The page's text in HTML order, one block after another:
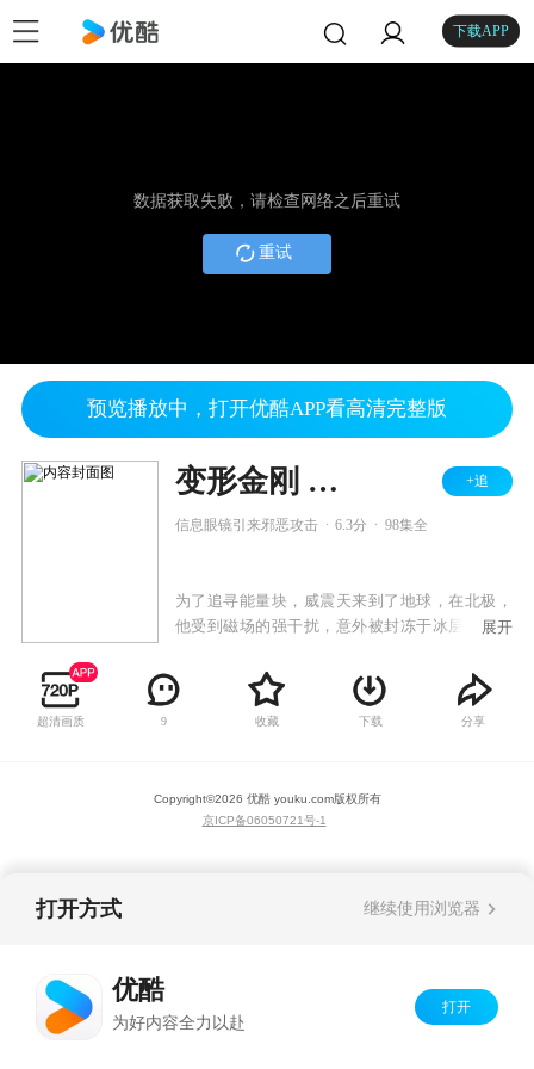
下载APP
数据获取失败，请检查网络之后重试
重试
预览播放中，打开优酷APP看高清完整版
变形金刚 第一季 +追
信息眼镜引来邪恶攻击 6.3分 98集全
为了追寻能量块，威震天来到了地球，在北极，
他受到磁场的强干扰，意外被封冻于冰层之下。
块的信息扫描到科学家的眼镜上。威震天被美国
军方秘密转移到位于胡佛大坝地下的秘密基地，
这个秘密只有历任国防部长组成的7人军事小组知
起了现任国防部长的警觉，他组织一批年轻的电
脑高手开始搜寻“霸天虎”的行踪。与此同时，路
到维特威基家族的那副眼镜，而它现在的拥有者
展开
超清画质 9 收藏 下载 分享
Copyright©2026 优酷 youku.com版权所有
京ICP备06050721号-1
打开方式 继续使用浏览器
优酷
为好内容全力以赴
打开